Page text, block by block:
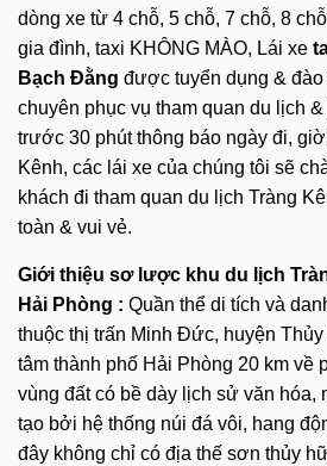
dòng xe từ 4 chỗ, 5 chỗ, 7 chỗ, 8
gia đình, taxi KHÔNG MÀO, Lái xe
Bạch Đằng được tuyển dụng & đào
chuyên phục vụ tham quan du lịch
trước 30 phút thông báo ngày đi,
Kênh, các lái xe của chúng tôi sẽ
khách đi tham quan du lịch Tràng
toàn & vui vẻ.
Giới thiệu sơ lược khu du lịch
Hải Phòng : Quần thể di tích và
thuộc thị trấn Minh Đức, huyện
tâm thành phố Hải Phòng 20 km về
vùng đất có bề dày lịch sử văn hóa,
tạo bởi hệ thống núi đá vôi, hang
đây không chỉ có địa thế sơn thủy